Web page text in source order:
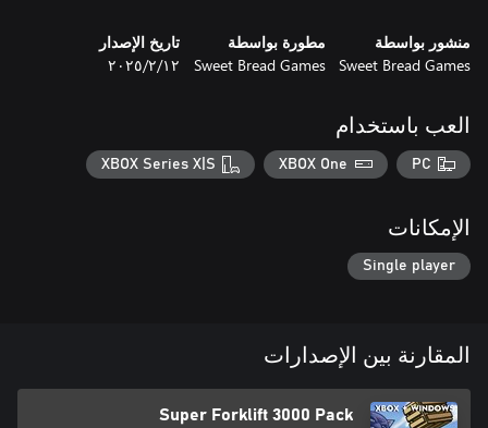
منشور بواسطة
Sweet Bread Games
مطورة بواسطة
Sweet Bread Games
تاريخ الإصدار
١٢‏/٢‏/٢٠٢٥
العب باستخدام
PC
XBOX One
XBOX Series X|S
الإمكانات
Single player
المقارنة بين الإصدارات
Super Forklift 3000 Pack